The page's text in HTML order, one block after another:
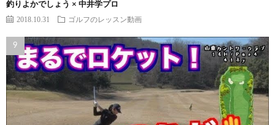
釣りよかでしょう × 中井学プロ
2018.10.31 ゴルフのレッスン動画